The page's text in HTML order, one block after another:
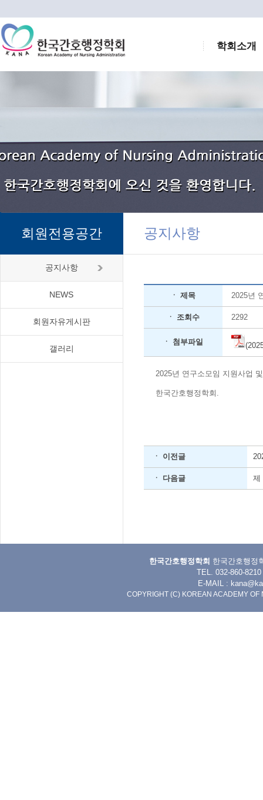
학회소개
회원전용공간
공지사항
NEWS
회원자유게시판
갤러리
공지사항
ㆍ 제목 2025년
ㆍ 조회수 2292
ㆍ 첨부파일
2025년 연구소모임 지원사업
한국간호행정학회.
ㆍ 이전글
ㆍ 다음글 제
한국간호행정학회 한국간호행정
TEL. 032-860-
E-MAIL :
COPYRIGHT (C) KOREAN ACADEMY